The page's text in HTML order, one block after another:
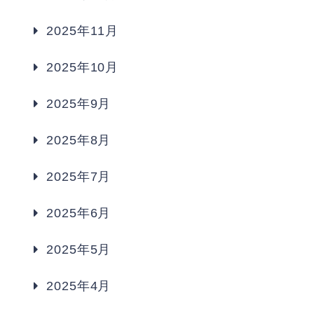
2025年11月
2025年10月
2025年9月
2025年8月
2025年7月
2025年6月
2025年5月
2025年4月